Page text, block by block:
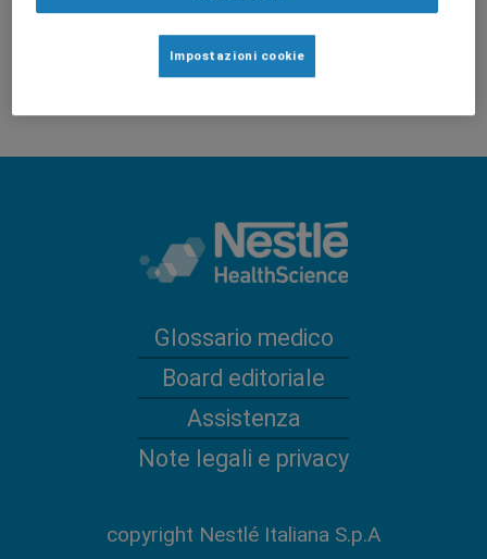
Glossario medico
Board editoriale
Assistenza
Note legali e privacy
copyright Nestlé Italiana S.p.A
Impostazioni cookie